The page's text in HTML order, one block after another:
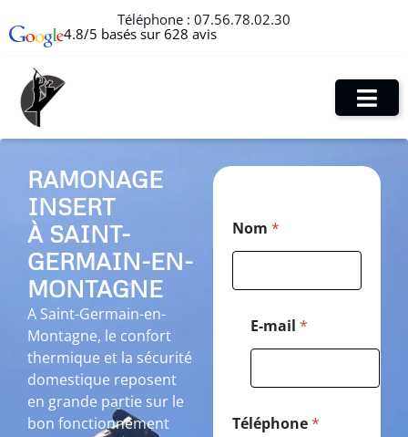
Téléphone : 07.56.78.02.30
4.8/5 basés sur 628 avis
RAMONAGE
INSERT
À SAINT-
GERMAIN-EN-
MONTAGNE
A Saint-Germain-en-
Montagne, le confort
thermique et la sécurité
domestique reposent
en grande partie sur le
bon fonctionnement
Nom *
E-mail *
Téléphone*